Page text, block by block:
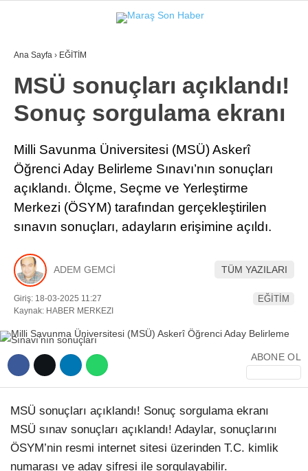
WhatsApp İhbar Hattı
GALERİ YAZARLAR
GÜNDEM
SPOR
SAĞLIK
EĞİTİM
EKONOMİ
YAZARLAR
YEREL HABERLER
Ana Sayfa › EĞİTİM
MSÜ sonuçları açıklandı!
Sonuç sorgulama ekranı
Milli Savunma Üniversitesi (MSÜ) Askerî
Öğrenci Aday Belirleme Sınavı’nın sonuçları
açıklandı. Ölçme, Seçme ve Yerleştirme
Merkezi (ÖSYM) tarafından gerçekleştirilen
sınavın sonuçları, adayların erişimine açıldı.
ADEM GEMCİ TÜM YAZILARI
Giriş: 18-03-2025 11:27
Kaynak: HABER MERKEZI
EĞİTİM
ABONE OL
MSÜ sonuçları açıklandı! Sonuç sorgulama ekranı
MSÜ sınav sonuçları açıklandı! Adaylar, sonuçlarını
ÖSYM’nin resmi internet sitesi üzerinden T.C. kimlik
numarası ve aday şifresi ile sorgulayabilir.